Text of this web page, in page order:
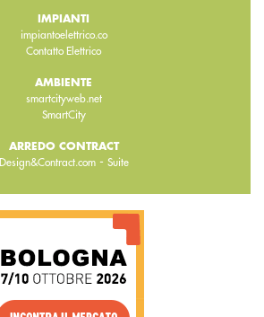
IMPIANTI
impiantoelettrico.co
Contatto Elettrico
AMBIENTE
smartcityweb.net
SmartCity
ARREDO CONTRACT
Design&Contract.com- Suite